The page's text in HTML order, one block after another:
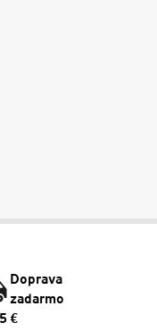
Doprava
zadarmo
€